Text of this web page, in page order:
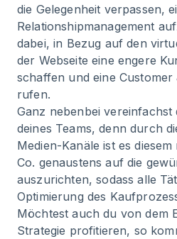
die Gelegenheit verpassen,
Relationshipmanagement
dabei, in Bezug auf den
der Webseite eine engere
schaffen und eine
rufen.
Ganz nebenbei
deines Teams, denn durch
Medien-Kanäle ist es
Co. genaustens auf die
auszurichten, sodass alle
Optimierung des
Möchtest auch du von dem
Strategie profitieren, so